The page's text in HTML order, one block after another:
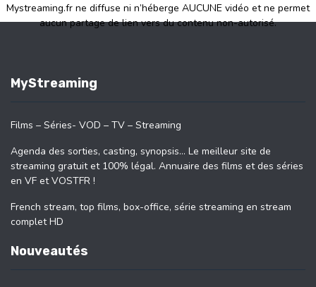
Mystreaming.fr ne diffuse ni n’héberge AUCUNE vidéo et ne permet
aucun partage de lien vers du contenu non-autorisé.
MyStreaming
Films – Séries- VOD – TV – Streaming
Agenda des sorties, casting, synopsis… Le meilleur site de
streaming gratuit et 100% légal. Annuaire des films et des séries
en VF et VOSTFR !
French stream, top films, box-office, série streaming en stream
complet HD
Nouveautés